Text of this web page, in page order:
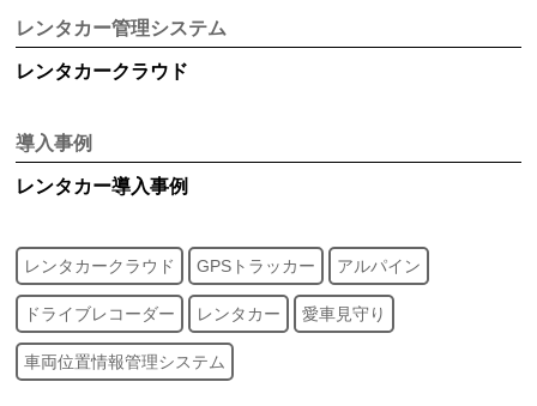
レンタカー管理システム
レンタカークラウド
導入事例
レンタカー導入事例
レンタカークラウド GPSトラッカー アルパイン
ドライブレコーダー レンタカー 愛車見守り
車両位置情報管理システム